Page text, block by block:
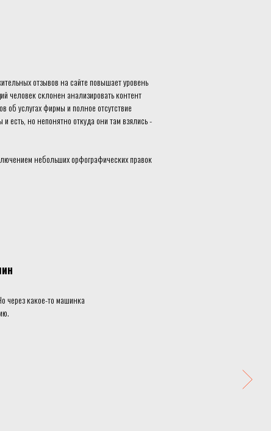
отзывов на сайте повышает уровень
человек склонен анализировать контент
об услугах фирмы и полное отсутствие
есть, но непонятно откуда они там взялись -
небольших орфографических правок
через какое-то машинка